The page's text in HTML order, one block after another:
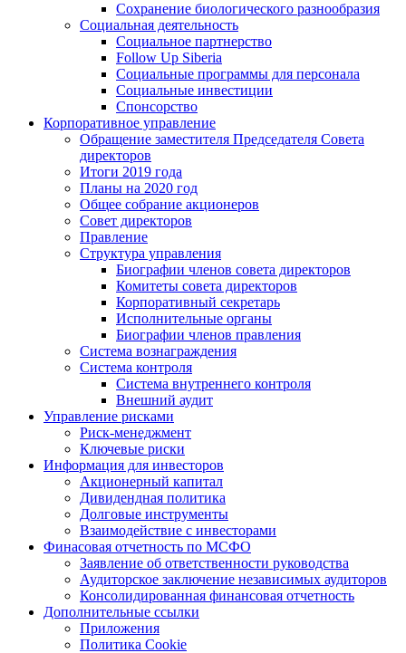
Сохранение биологического разнообразия
Социальная деятельность
Социальное партнерство
Follow Up Siberia
Социальные программы для персонала
Социальные инвестиции
Спонсорство
Корпоративное управление
Обращение заместителя Председателя Совета
директоров
Итоги 2019 года
Планы на 2020 год
Общее собрание акционеров
Совет директоров
Правление
Структура управления
Биографии членов совета директоров
Комитеты совета директоров
Корпоративный секретарь
Исполнительные органы
Биографии членов правления
Система вознаграждения
Система контроля
Система внутреннего контроля
Внешний аудит
Управление рисками
Риск-менеджмент
Ключевые риски
Информация для инвесторов
Акционерный капитал
Дивидендная политика
Долговые инструменты
Взаимодействие с инвеcторами
Финасовая отчетность по МСФО
Заявление об ответственности руководства
Аудиторское заключение независимых аудиторов
Консолидированная финансовая отчетность
Дополнительные ссылки
Приложения
Политика Cookie